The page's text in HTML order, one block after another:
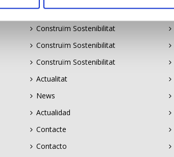
Job listing
Construïm Sostenibilitat
Construïm Sostenibilitat
Construïm Sostenibilitat
Actualitat
News
Actualidad
Contacte
Contacto